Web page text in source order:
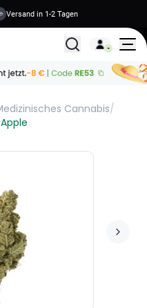
Versand in 1-2 Tagen
Alle
Cannabis/